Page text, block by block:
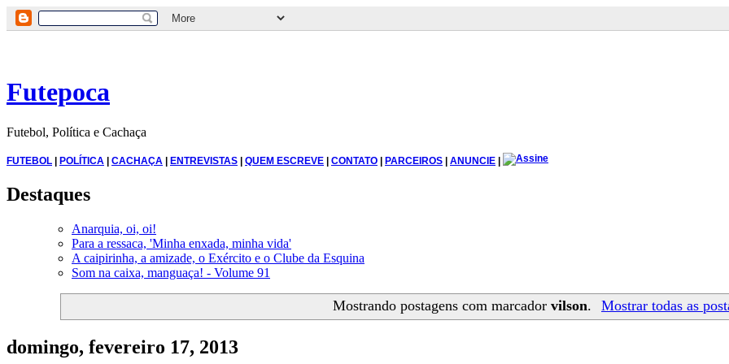
Futepoca
Futebol, Política e Cachaça
FUTEBOL | POLÍTICA | CACHAÇA | ENTREVISTAS | QUEM ESCREVE | CONTATO | PARCEIROS | ANUNCIE |
Destaques
Anarquia, oi, oi!
Para a ressaca, 'Minha enxada, minha vida'
A caipirinha, a amizade, o Exército e o Clube da Esquina
Som na caixa, manguaça! - Volume 91
Mostrando postagens com marcador vilson. Mostrar todas as
domingo, fevereiro 17, 2013